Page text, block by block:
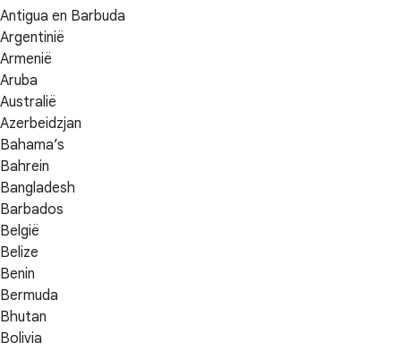
Antigua en Barbuda
Argentinië
Armenië
Aruba
Australië
Azerbeidzjan
Bahama’s
Bahrein
Bangladesh
Barbados
België
Belize
Benin
Bermuda
Bhutan
Bolivia